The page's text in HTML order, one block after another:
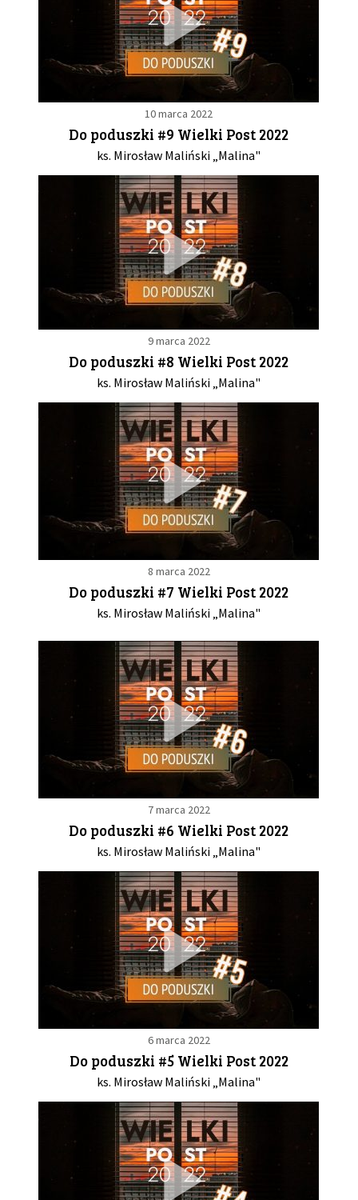
10 marca 2022
Do poduszki #9 Wielki Post 2022
ks. Mirosław Maliński „Malina"
9 marca 2022
Do poduszki #8 Wielki Post 2022
ks. Mirosław Maliński „Malina"
8 marca 2022
Do poduszki #7 Wielki Post 2022
ks. Mirosław Maliński „Malina"
7 marca 2022
Do poduszki #6 Wielki Post 2022
ks. Mirosław Maliński „Malina"
6 marca 2022
Do poduszki #5 Wielki Post 2022
ks. Mirosław Maliński „Malina"